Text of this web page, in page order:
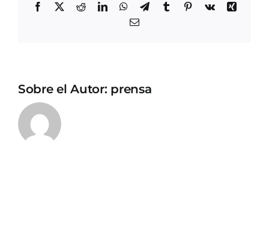
Facebook
X RedditLinkedInWhatsApp
TelegramTumblrPinterest
Vk
Xing
Correo
Sobre el Autor: prensa